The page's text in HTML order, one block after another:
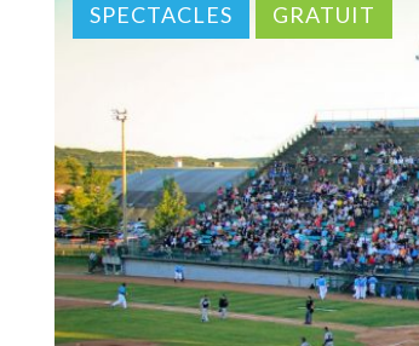
SPECTACLES GRATUIT